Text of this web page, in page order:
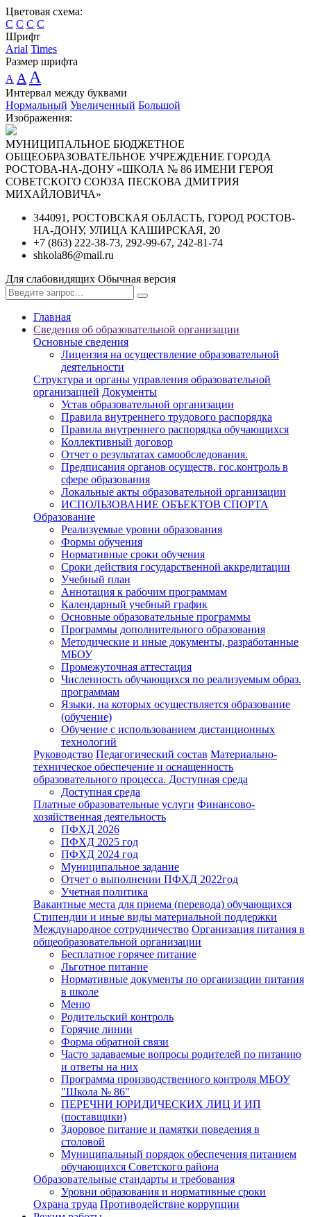
Цветовая схема:
C C C C
Шрифт
Arial Times
Размер шрифта
A A A
Интервал между буквами
Нормальный Увеличенный Большой
Изображения:
МУНИЦИПАЛЬНОЕ БЮДЖЕТНОЕ
ОБЩЕОБРАЗОВАТЕЛЬНОЕ УЧРЕЖДЕНИЕ ГОРОДА
РОСТОВА-НА-ДОНУ «ШКОЛА № 86 ИМЕНИ ГЕРОЯ
СОВЕТСКОГО СОЮЗА ПЕСКОВА ДМИТРИЯ
МИХАЙЛОВИЧА»
344091, РОСТОВСКАЯ ОБЛАСТЬ, ГОРОД РОСТОВ-
НА-ДОНУ, УЛИЦА КАШИРСКАЯ, 20
+7 (863) 222-38-73, 292-99-67, 242-81-74
shkola86@mail.ru
Для слабовидящих Обычная версия
Главная
Cведения об образовательной организации
Основные сведения
Лицензия на осуществление образовательной
деятельности
Структура и органы управления образовательной
организацией Документы
Устав образовательной организации
Правила внутреннего трудового распорядка
Правила внутреннего распорядка обучающихся
Коллективный договор
Отчет о результатах самообследования.
Предписания органов осуществ. гос.контроль в
сфере образования
Локальные акты образовательной организации
ИСПОЛЬЗОВАНИЕ ОБЪЕКТОВ СПОРТА
Образование
Реализуемые уровни образования
Формы обучения
Нормативные сроки обучения
Сроки действия государственной аккредитации
Учебный план
Аннотация к рабочим программам
Календарный учебный график
Основные образовательные программы
Программы дополнительного образования
Методические и иные документы, разработанные
МБОУ
Промежуточная аттестация
Численность обучающихся по реализуемым образ.
программам
Языки, на которых осуществляется образование
(обучение)
Обучение с использованием дистанционных
технологий
Руководство Педагогический состав Материально-
техническое обеспечение и оснащенность
образовательного процесса. Доступная среда
Доступная среда
Платные образовательные услуги Финансово-
хозяйственная деятельность
ПФХД 2026
ПФХД 2025 год
ПФХД 2024 год
Муниципальное задание
Отчет о выполнении ПФХД 2022год
Учетная политика
Вакантные места для приема (перевода) обучающихся
Стипендии и иные виды материальной поддержки
Международное сотрудничество Организация питания в
общеобразовательной организации
Бесплатное горячее питание
Льготное питание
Нормативные документы по организации питания
в школе
Меню
Родительский контроль
Горячие линии
Форма обратной связи
Часто задаваемые вопросы родителей по питанию
и ответы на них
Программа производственного контроля МБОУ
"Школа № 86"
ПЕРЕЧНИ ЮРИДИЧЕСКИХ ЛИЦ И ИП
(поставщики)
Здоровое питание и памятки поведения в
столовой
Муниципальный порядок обеспечения питанием
обучающихся Советского района
Образовательные стандарты и требования
Уровни образования и нормативные сроки
Охрана труда Противодействие коррупции